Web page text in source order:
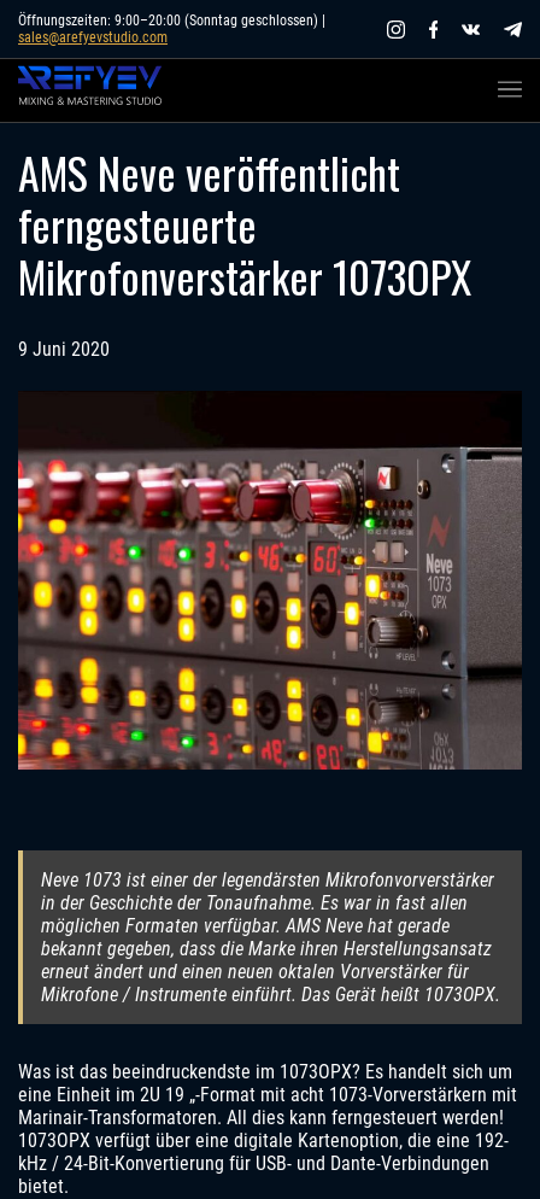
Skip
content
Öffnungszeiten: 9:00–20:00 (Sonntag geschlossen) |
sales@arefyevstudio.com
AMS Neve veröffentlicht
ferngesteuerte
Mikrofonverstärker 1073OPX
9 Juni 2020
Neve 1073 ist einer der legendärsten Mikrofonvorverstärker
in der Geschichte der Tonaufnahme. Es war in fast allen
möglichen Formaten verfügbar. AMS Neve hat gerade
bekannt gegeben, dass die Marke ihren Herstellungsansatz
erneut ändert und einen neuen oktalen Vorverstärker für
Mikrofone / Instrumente einführt. Das Gerät heißt 1073OPX.
Was ist das beeindruckendste im 1073OPX? Es handelt sich um
eine Einheit im 2U 19 „-Format mit acht 1073-Vorverstärkern mit
Marinair-Transformatoren. All dies kann ferngesteuert werden!
1073OPX verfügt über eine digitale Kartenoption, die eine 192-
kHz / 24-Bit-Konvertierung für USB- und Dante-Verbindungen
bietet.